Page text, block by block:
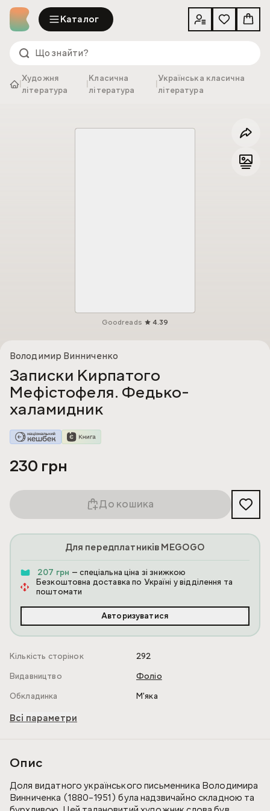
Каталог
|
Художня
література
Класична
література
Українська класична
література
Goodreads 4.39
Володимир Винниченко
Записки Кирпатого
Мефістофеля. Федько-
халамидник
230 грн
До кошика
Для передплатників MEGOGO
207 грн — спеціальна ціна зі знижкою
Безкоштовна доставка по Україні у відділення та
поштомати
Авторизуватися
Кількість сторінок
292
Видавництво
Фоліо
Обкладинка
М'яка
Всі параметри
Опис
Доля видатного українського письменника Володимира
Винниченка (1880–1951) була надзвичайно складною та